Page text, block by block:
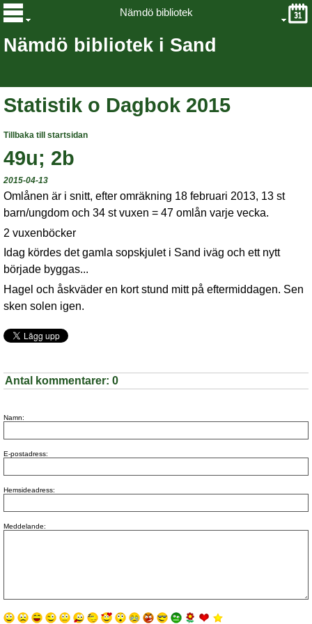
Nämdö bibliotek i Sand
Nämdö bibliotek
Statistik o Dagbok 2015
Tillbaka till startsidan
49u; 2b
2015-04-13
Omlånen är i snitt, efter omräkning 18 februari 2013, 13 st
barn/ungdom och 34 st vuxen = 47 omlån varje vecka.
2 vuxenböcker
Idag kördes det gamla sopskjulet i Sand iväg och ett nytt
började byggas...
Hagel och åskväder en kort stund mitt på eftermiddagen. Sen
sken solen igen.
Antal kommentarer: 0
Namn:
E-postadress:
Hemsideadress:
Meddelande: